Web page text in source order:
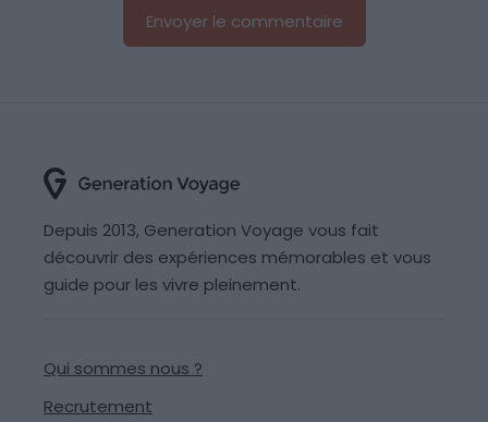
Depuis 2013, Generation Voyage vous fait
découvrir des expériences mémorables et vous
guide pour les vivre pleinement.
Qui sommes nous ?
Recrutement